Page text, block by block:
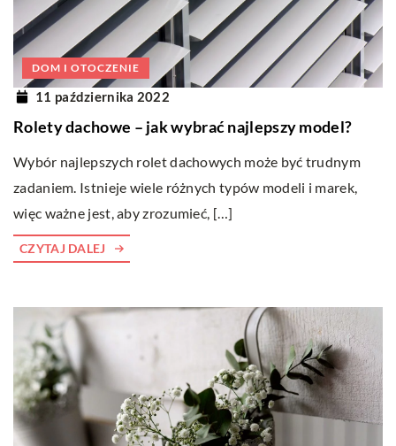
DOM I OTOCZENIE
11 października 2022
Rolety dachowe – jak wybrać najlepszy model?
Wybór najlepszych rolet dachowych może być trudnym
zadaniem. Istnieje wiele różnych typów modeli i marek,
więc ważne jest, aby zrozumieć, […]
CZYTAJ DALEJ